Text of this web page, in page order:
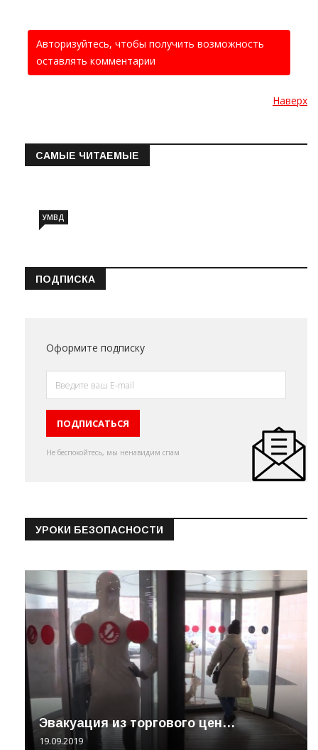
Авторизуйтесь, чтобы получить возможность
оставлять комментарии
Наверх
САМЫЕ ЧИТАЕМЫЕ
УМВД
ПОДПИСКА
Оформите подписку
Не беспокойтесь, мы ненавидим спам
УРОКИ БЕЗОПАСНОСТИ
Эвакуация из торгового цен…
19.09.2019